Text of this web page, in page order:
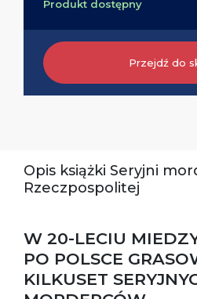
Produkt dostępny
Przejdź do
Opis książki Seryjni
Rzeczpospolitej
W 20-LECIU
PO POLSCE
KILKUSET